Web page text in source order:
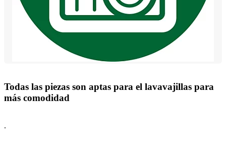
Todas las piezas son aptas para el lavavajillas para
más comodidad
.